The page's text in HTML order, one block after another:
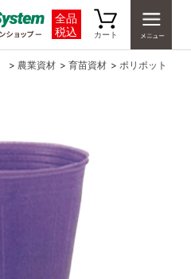
全品
税込
カート
> 農業資材 > 育苗資材 > ポリポット